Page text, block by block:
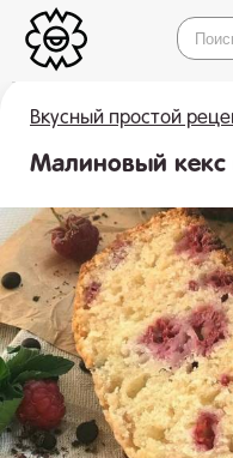
Вкусный простой
Малиновый кекс